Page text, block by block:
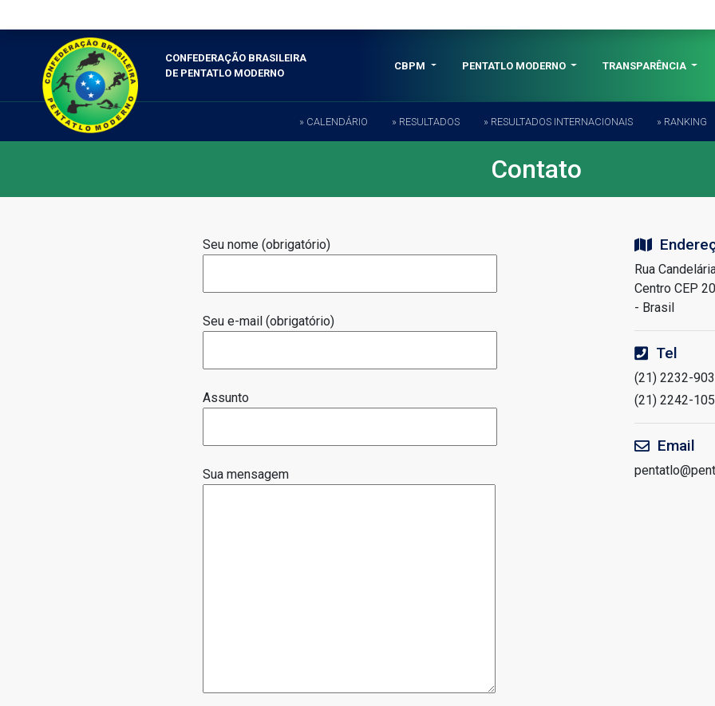
CONFEDERAÇÃO BRASILEIRA
DE PENTATLO MODERNO
CBPM PENTATLO MODERNO TRANSPARÊNCIA
» CALENDÁRIO » RESULTADOS » RESULTADOS INTERNACIONAIS » RANKING
Contato
Seu nome (obrigatório)
Seu e-mail (obrigatório)
Assunto
Sua mensagem
Rua
Centro CEP
- Brasil
Tel
(21) 2232-
(21) 2242-
Email